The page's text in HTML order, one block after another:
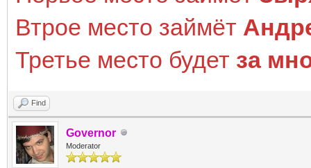
Втрое место займёт
Третье место будет за
Find
Governor
Moderator